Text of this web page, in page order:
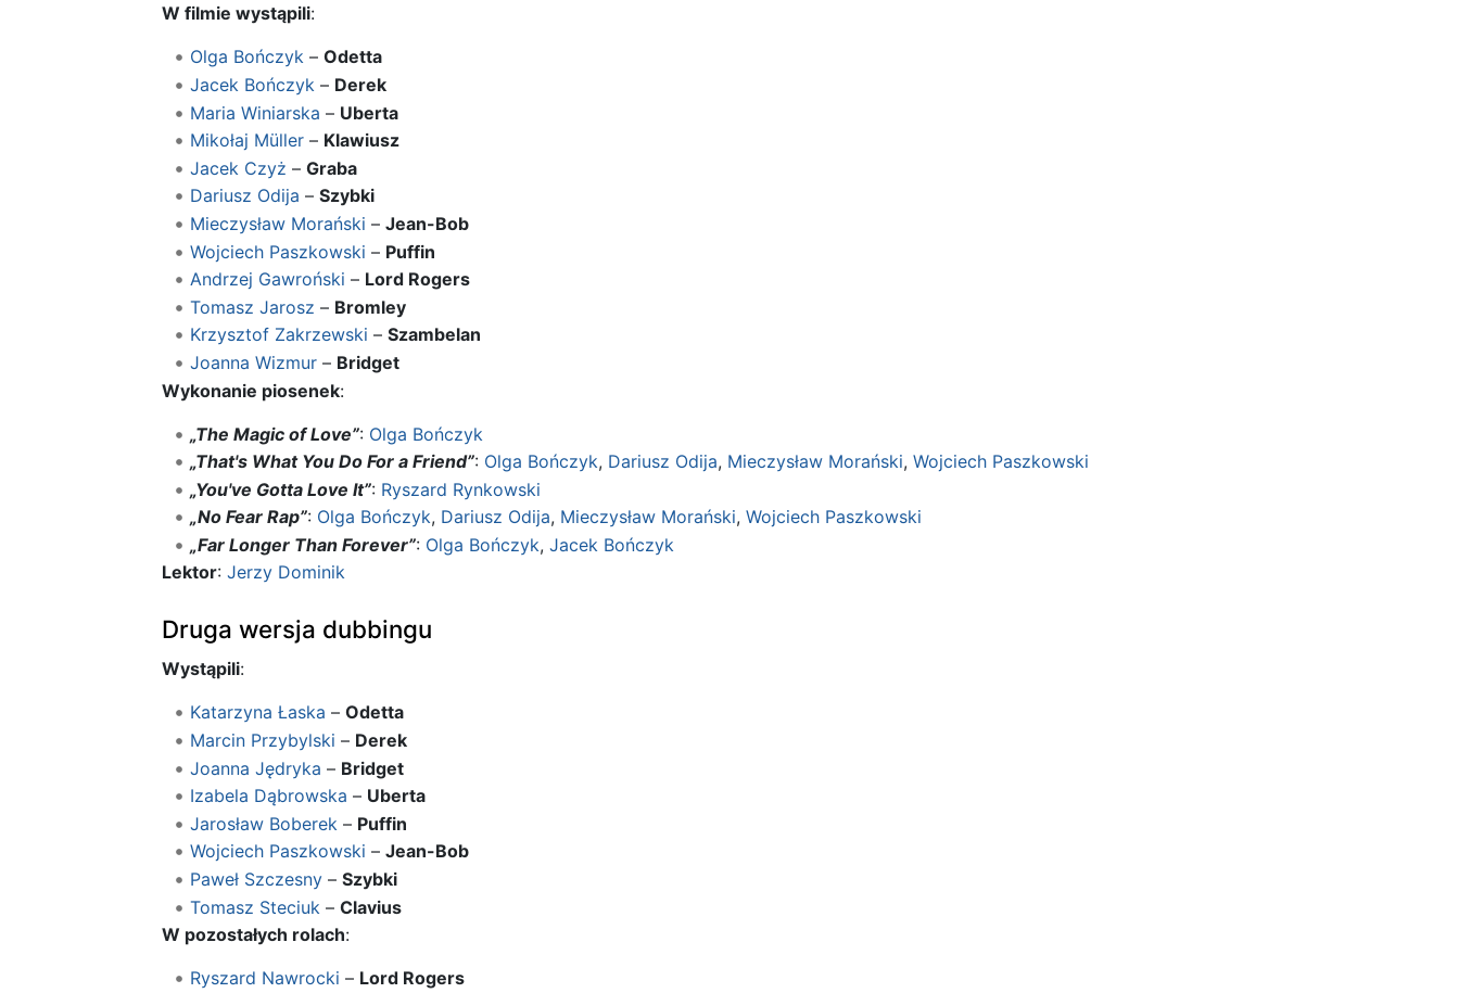
W filmie wystąpili:
Olga Bończyk– Odetta
Jacek Bończyk – Derek
Maria Winiarska – Uberta
Mikołaj Müller– Klawiusz
Jacek Czyż – Graba
Dariusz Odija – Szybki
Mieczysław Morański – Jean-Bob
Wojciech Paszkowski – Puffin
Andrzej Gawroński – Lord Rogers
Tomasz Jarosz – Bromley
Krzysztof Zakrzewski – Szambelan
Joanna Wizmur– Bridget
Wykonanie piosenek:
„The Magic of Love”: Olga Bończyk
„That's What You Do For a Friend”: Olga Bończyk, Dariusz Odija, Mieczysław Morański, Wojciech Paszkowski
„You've Gotta Love It”: Ryszard Rynkowski
„No Fear Rap”: Olga Bończyk, Dariusz Odija, Mieczysław Morański, Wojciech Paszkowski
„Far Longer Than Forever”: Olga Bończyk, Jacek Bończyk
Lektor: Jerzy Dominik
Druga wersja dubbingu
Wystąpili:
Katarzyna Łaska – Odetta
Marcin Przybylski – Derek
Joanna Jędryka – Bridget
Izabela Dąbrowska – Uberta
Jarosław Boberek – Puffin
Wojciech Paszkowski – Jean-Bob
Paweł Szczesny– Szybki
Tomasz Steciuk – Clavius
W pozostałych rolach:
Ryszard Nawrocki – Lord Rogers